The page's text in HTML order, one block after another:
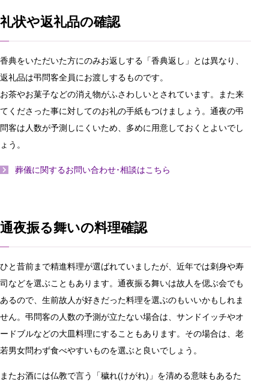
礼状や返礼品の確認
香典をいただいた方にのみお返しする「香典返し」とは異なり、
返礼品は弔問客全員にお渡しするものです。
お茶やお菓子などの消え物がふさわしいとされています。また来
てくださった事に対してのお礼の手紙もつけましょう。通夜の弔
問客は人数が予測しにくいため、多めに用意しておくとよいでし
ょう。
葬儀に関するお問い合わせ･相談はこちら
通夜振る舞いの料理確認
ひと昔前まで精進料理が選ばれていましたが、近年では刺身や寿
司などを選ぶこともあります。通夜振る舞いは故人を偲ぶ会でも
あるので、生前故人が好きだった料理を選ぶのもいいかもしれま
せん。弔問客の人数の予測が立たない場合は、サンドイッチやオ
ードブルなどの大皿料理にすることもあります。その場合は、老
若男女問わず食べやすいものを選ぶと良いでしょう。
またお酒には仏教で言う「穢れ(けがれ)」を清める意味もあるた